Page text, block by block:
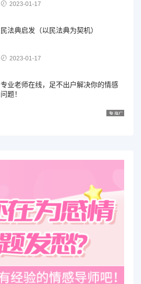
2023-01-17
民法典启发（以民法典为契机）
2023-01-17
专业老师在线，足不出户解决你的情感
问题！